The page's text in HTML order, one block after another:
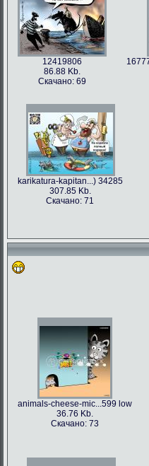
12419806
86.88 Kb.
Скачано: 69
karikatura-kapitan...) 34285
307.85 Kb.
Скачано: 71
animals-cheese-mic...599 low
36.76 Kb.
Скачано: 73